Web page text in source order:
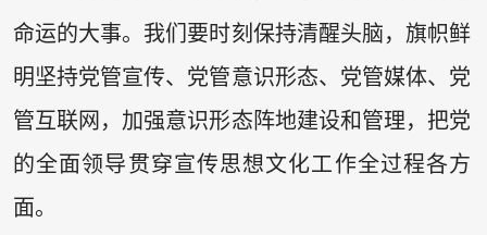
命运的大事。我们要时刻保持清醒头脑，旗帜鲜
明坚持党管宣传、党管意识形态、党管媒体、党
管互联网，加强意识形态阵地建设和管理，把党
的全面领导贯穿宣传思想文化工作全过程各方
面。